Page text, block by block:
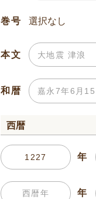
巻号
本文
和暦
西暦
年
年